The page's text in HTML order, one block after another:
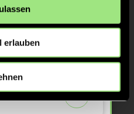
erlauben
ECKE - TOR
S.